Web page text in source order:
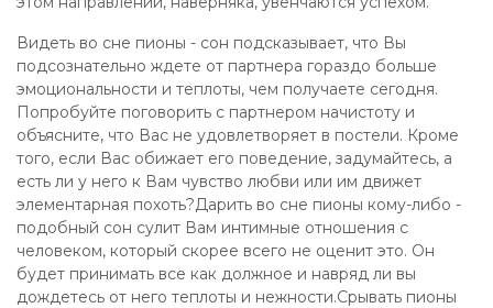
Видеть во сне пионы - сон подсказывает, что Вы
подсознательно ждете от партнера гораздо больше
эмоциональности и теплоты, чем получаете сегодня.
Попробуйте поговорить с партнером начистоту и
объясните, что Вас не удовлетворяет в постели. Кроме
того, если Вас обижает его поведение, задумайтесь, а
есть ли у него к Вам чувство любви или им движет
элементарная похоть?Дарить во сне пионы кому-либо -
подобный сон сулит Вам интимные отношения с
человеком, который скорее всего не оценит это. Он
будет принимать все как должное и навряд ли вы
дождетесь от него теплоты и нежности.Срывать пионы